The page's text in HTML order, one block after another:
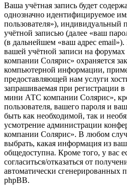
Ваша учётная запись будет
однозначно идентифицируемое
пользователя»), индивидуальный
учётной записью (далее «ваш
(в дальнейшем «ваш адрес
вашей учётной записи на
компании Солярис» охраняется
компьютерной информации,
предоставляющей нам услуги
запрашиваемая при регистрации
мини АТС компании Солярис»,
пользователя, вашего пароля и
быть как необходимой, так и
усмотрение администрации
компании Солярис». В любом
выбрать, какая информация из
общедоступна. Кроме того, у вас
согласиться/отказаться от
автоматически сгенерированных
phpBB.